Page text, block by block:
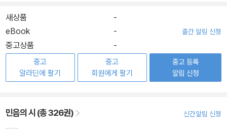
새상품
-
eBook
- 출간 알림 신청
중고상품 -
중고
알라딘에 팔기
중고
회원에게 팔기
중고 등록
알림 신청
민음의 시 (총 326권) 신간알림 신청